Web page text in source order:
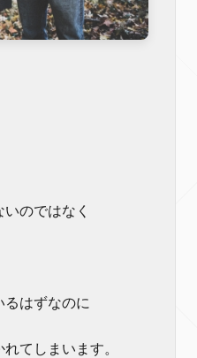
のではなく
るはずなのに
てしまいます。